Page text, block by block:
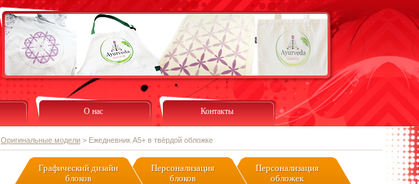
О нас Контакты
Оригинальные модели > Ежедневник А5+ в твёрдой обложке
Графический дизайн
блоков
Персонализация
блоков
Персонализация
обложек